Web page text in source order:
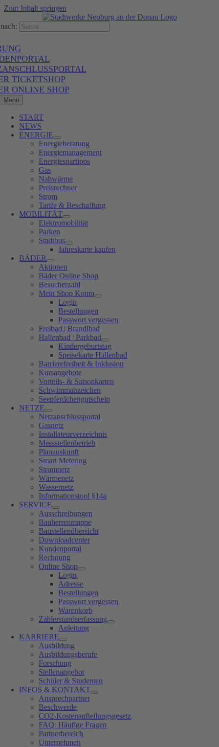
Zum Inhalt springen
TICKETSHOP
ONLINE SHOP
Menü
START
NEWS
ENERGIE
Energieberatung
Energiemanagement
Energiespartipps
Gas
Nahwärme
Preisrechner
Strom
Tarife & Beschaffung
MOBILITÄT
Elektromobilität
Parken
Stadtbus
Jahreskarte kaufen
BÄDER
Aktionen
Bäder Online Shop
Besucherzahl
Mein Shop Konto
Login
Bestellungen
Passwort vergessen
Freibad | Brandlbad
Hallenbad | Parkbad
Kindergeburtstag
Speisekarte Hallenbad
Barrierefreiheit & Inklusion
Kursangebote
Vorteils- & Saisonkarten
Schwimmabzeichen
Seepferdchengutschein
NETZE
Netzanschlussportal
Gasnetz
Installateurverzeichnis
Messstellenbetrieb
Planauskunft
Smart Metering
Stromnetz
Wärmenetz
Wassernetz
Informationstool §14a
SERVICE
Ausschreibungen
Bauherrenmappe
Baustellenübersicht
Downloadcenter
Kundenportal
Rechnung
Online Shop
Login
Adresse
Bestellungen
Passwort vergessen
Warenkorb
Zählerstandserfassung
Anleitung
KARRIERE
Ausbildung
Ausbildungsberufe
Forschung
Stellenangebot
Schüler & Studenten
INFOS & KONTAKT
Ansprechpartner
Beschwerde
CO2-Kostenaufteilungsgesetz
FAQ: Häufige Fragen
Partnerbereich
Unternehmen